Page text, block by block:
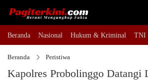
Beranda Nasional Hukum & Kriminal TNI
Beranda Peristiwa
Kapolres Probolinggo Datangi